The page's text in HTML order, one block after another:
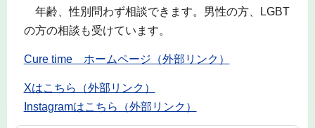
年齢、性別問わず相談できます。男性の方、LGBT
の方の相談も受けています。
Cure time ホームページ（外部リンク）
Xはこちら（外部リンク）
Instagramはこちら（外部リンク）